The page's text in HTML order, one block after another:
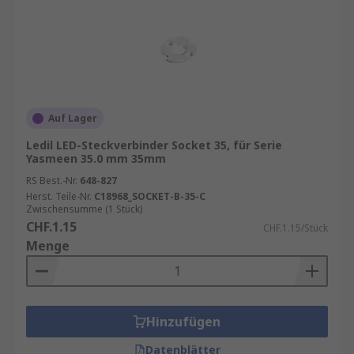
weiterer Vorteil von durchdachten
Befestigungslösungen ist die einfache
Beleuchtungsprojekten ist es wichtig, dass
Bedarf leicht gewartet oder ausgetauscht
eine werkzeuglose Montage oder schnelle
Deinstallation ermöglichen, sparen Zeit und
Kosten.
Auf Lager
Ledil LED-Steckverbinder Socket 35, für Serie
Yasmeen 35.0 mm 35mm
RS Best.-Nr. 648-827
Herst. Teile-Nr. C18968_SOCKET-B-35-C
Zwischensumme (1 Stück)
CHF.1.15 CHF.1.15/Stück
Menge
Hinzufügen
Datenblätter